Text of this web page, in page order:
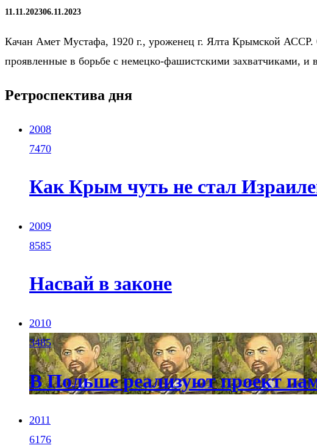
11.11.202306.11.2023
Качан Амет Мустафа, 1920 г., уроженец г. Ялта Крымской АССР.
проявленные в борьбе с немецко-фашистскими захватчиками, и
Ретроспектива дня
2008
7470
Как Крым чуть не стал
2009
8585
Насвай в законе
2010
3485
В Польше реализуют проект
2011
6176